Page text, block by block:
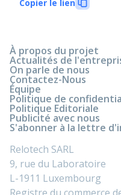
Copier le lien
À propos du projet
Actualités de
On parle de nous
Contactez-Nous
Équipe
Politique de
Politique Editoriale
Publicité avec nous
S'abonner à la lettre
Relotech SARL
9, rue du Laboratoire
L-1911 Luxembourg